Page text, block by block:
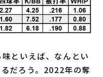
といえば、なんとい
だろう。2022年の奪